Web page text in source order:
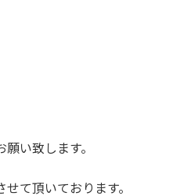
い致します。
て頂いております。